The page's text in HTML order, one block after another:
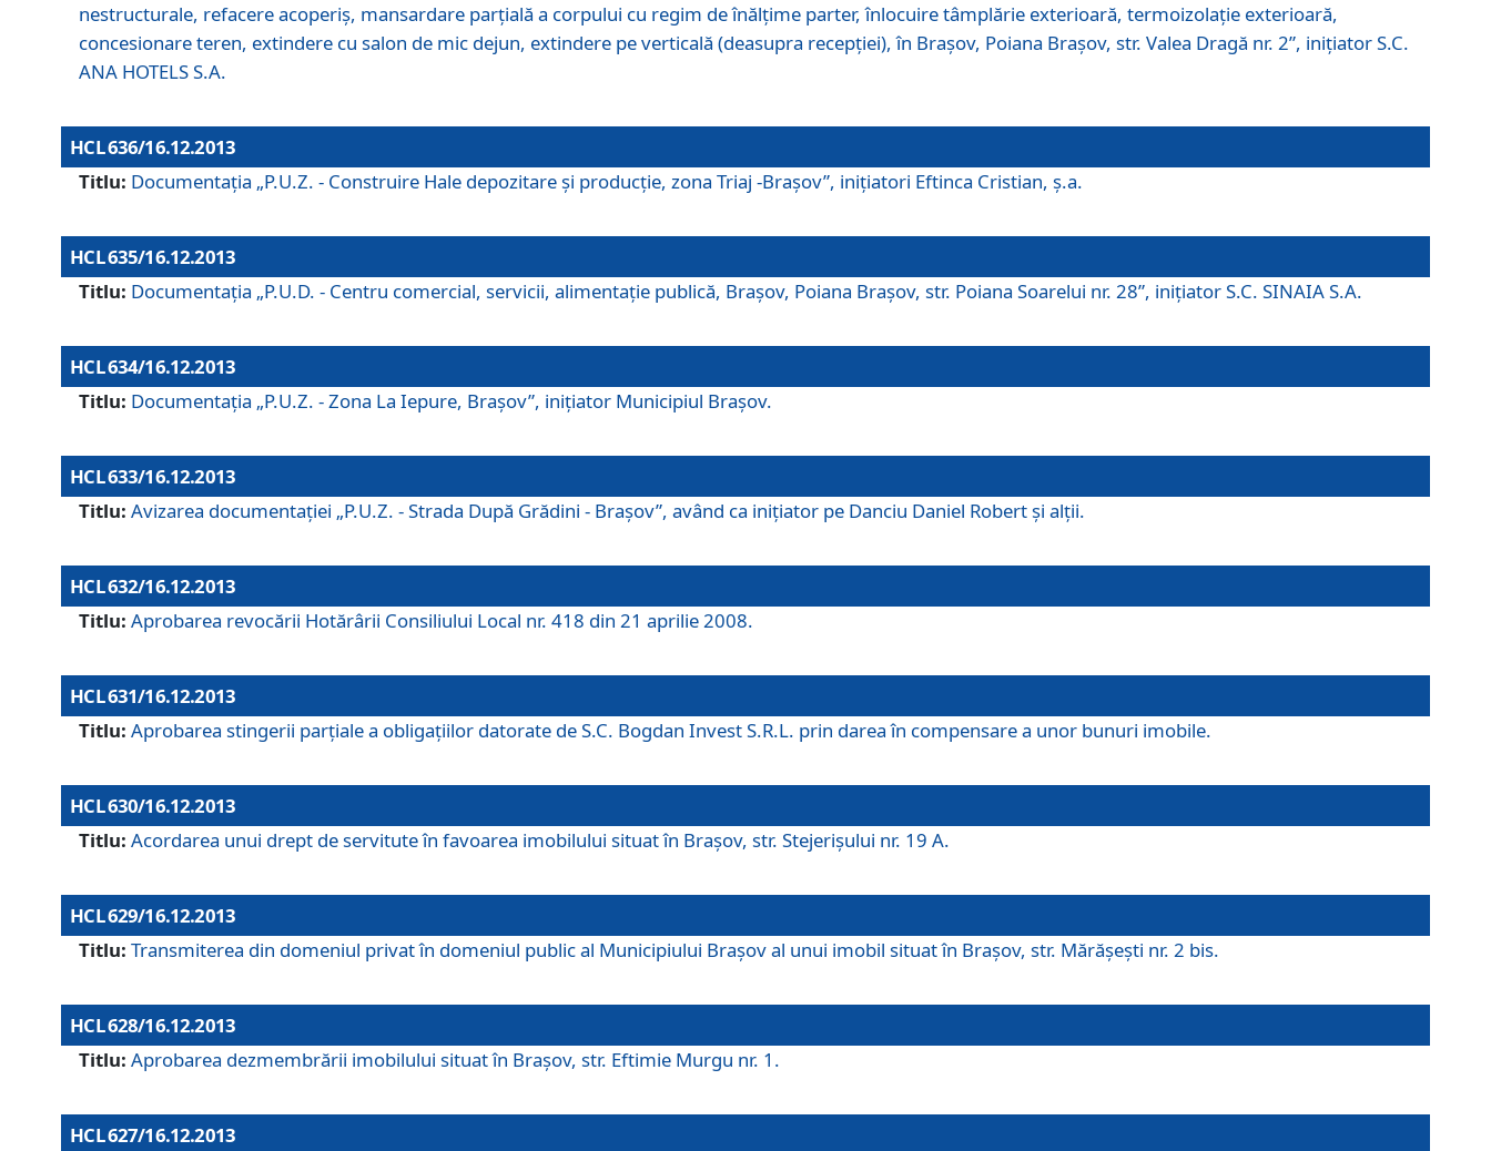
nestructurale, refacere acoperiş, mansardare parţială a corpului cu regim de înălţime parter, înlocuire tâmplărie exterioară, termoizolaţie exterioară,
concesionare teren, extindere cu salon de mic dejun, extindere pe verticală (deasupra recepţiei), în Braşov, Poiana Braşov, str. Valea Dragă nr. 2”, iniţiator S.C.
ANA HOTELS S.A.
HCL 636/16.12.2013
Titlu: Documentaţia „P.U.Z. - Construire Hale depozitare şi producţie, zona Triaj -Braşov”, iniţiatori Eftinca Cristian, ş.a.
HCL 635/16.12.2013
Titlu: Documentaţia „P.U.D. - Centru comercial, servicii, alimentaţie publică, Braşov, Poiana Braşov, str. Poiana Soarelui nr. 28”, iniţiator S.C. SINAIA S.A.
HCL 634/16.12.2013
Titlu: Documentaţia „P.U.Z. - Zona La Iepure, Braşov”, iniţiator Municipiul Braşov.
HCL 633/16.12.2013
Titlu: Avizarea documentaţiei „P.U.Z. - Strada După Grădini - Braşov”, având ca iniţiator pe Danciu Daniel Robert şi alţii.
HCL 632/16.12.2013
Titlu: Aprobarea revocării Hotărârii Consiliului Local nr. 418 din 21 aprilie 2008.
HCL 631/16.12.2013
Titlu: Aprobarea stingerii parţiale a obligaţiilor datorate de S.C. Bogdan Invest S.R.L. prin darea în compensare a unor bunuri imobile.
HCL 630/16.12.2013
Titlu: Acordarea unui drept de servitute în favoarea imobilului situat în Braşov, str. Stejerişului nr. 19 A.
HCL 629/16.12.2013
Titlu: Transmiterea din domeniul privat în domeniul public al Municipiului Braşov al unui imobil situat în Braşov, str. Mărăşeşti nr. 2 bis.
HCL 628/16.12.2013
Titlu: Aprobarea dezmembrării imobilului situat în Braşov, str. Eftimie Murgu nr. 1.
HCL 627/16.12.2013